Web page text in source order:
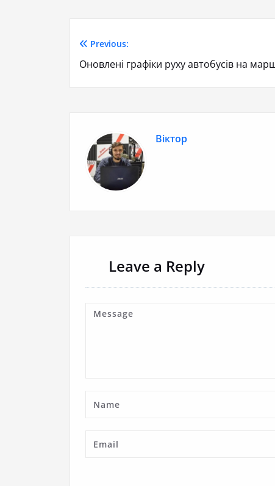
Previous:
Оновлені графіки руху автобусів на
Віктор
Leave a Reply